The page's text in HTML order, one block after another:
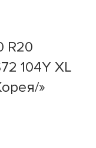
R20
104Y XL
»